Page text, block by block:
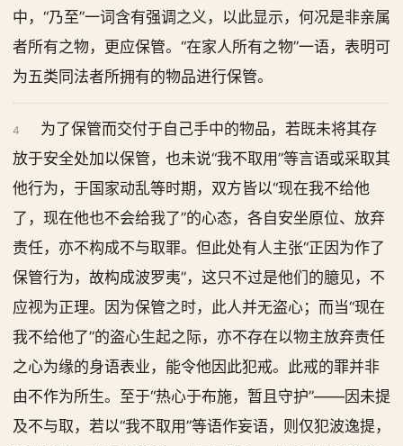
中，“乃至”一词含有强调之义，以此显示，何况是非亲属
者所有之物，更应保管。“在家人所有之物”一语，表明可
为五类同法者所拥有的物品进行保管。
4
为了保管而交付于自己手中的物品，若既未将其存
放于安全处加以保管，也未说“我不取用”等言语或采取其
他行为，于国家动乱等时期，双方皆以“现在我不给他
了，现在他也不会给我了”的心态，各自安坐原位、放弃
责任，亦不构成不与取罪。但此处有人主张“正因为作了
保管行为，故构成波罗夷”，这只不过是他们的臆见，不
应视为正理。因为保管之时，此人并无盗心；而当“现在
我不给他了”的盗心生起之际，亦不存在以物主放弃责任
之心为缘的身语表业，能令他因此犯戒。此戒的罪并非
由不作为所生。至于“热心于布施，暂且守护”——因未提
及不与取，若以“我不取用”等语作妄语，则仅犯波逸提，